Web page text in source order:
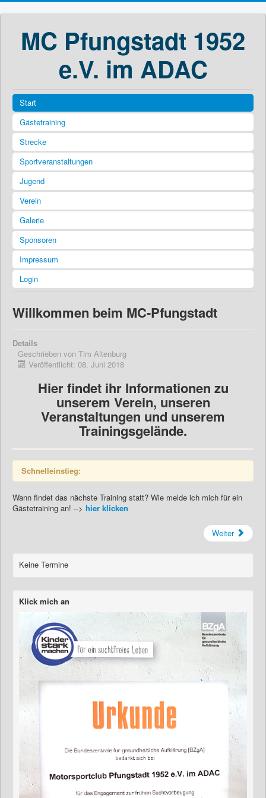
MC Pfungstadt 1952
e.V. im ADAC
Start
Gästetraining
Strecke
Sportveranstaltungen
Jugend
Verein
Galerie
Sponsoren
Impressum
Login
Willkommen beim MC-Pfungstadt
Details
Geschrieben von Tim Altenburg
Veröffentlicht: 08. Juni 2018
Hier findet ihr Informationen zu
unserem Verein, unseren
Veranstaltungen und unserem
Trainingsgelände.
Schnelleinstieg:
Wann findet das nächste Training statt? Wie melde ich mich für ein
Gästetraining an! --> hier klicken
Weiter
Keine Termine
Klick mich an